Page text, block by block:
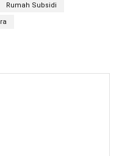
Rumah Subsidi